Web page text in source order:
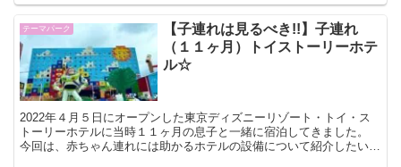
テーマパーク
【子連れは見るべき!!】子連れ
（１１ヶ月）トイストーリーホテ
ル☆
2022年４月５日にオープンした東京ディズニーリゾート・トイ・ス
トーリーホテルに当時１１ヶ月の息子と一緒に宿泊してきました。
今回は、赤ちゃん連れには助かるホテルの設備について紹介したいと